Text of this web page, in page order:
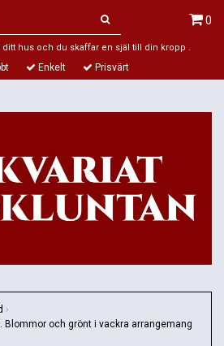
0
hus och du skaffar en själ till din kropp .
Enkelt Prisvärt
›
Blommor och grönt i vackra arrangemang